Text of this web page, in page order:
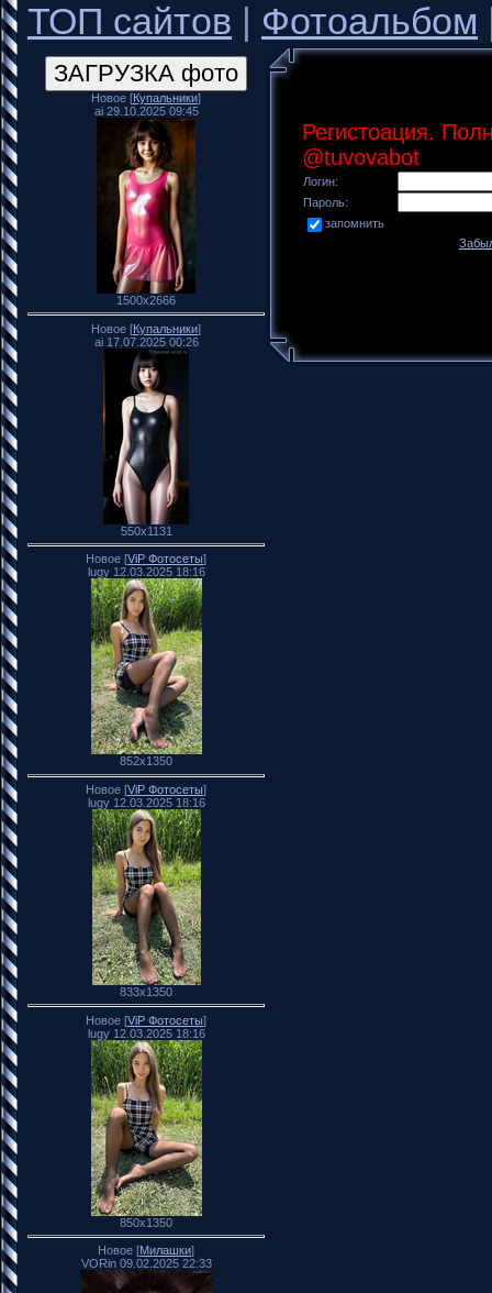
ТОП сайтов | Фотоальбом
Новое [Купальники]
ai 29.10.2025 09:45
1500x2666
Новое [Купальники]
ai 17.07.2025 00:26
550x1131
Новое [ViP Фотосеты]
lugy 12.03.2025 18:16
852x1350
Новое [ViP Фотосеты]
lugy 12.03.2025 18:16
833x1350
Новое [ViP Фотосеты]
lugy 12.03.2025 18:16
850x1350
Новое [Милашки]
VORin 09.02.2025 22:33
Регистоация.
@tuvovabot
Логин:
Пароль:
запомнить